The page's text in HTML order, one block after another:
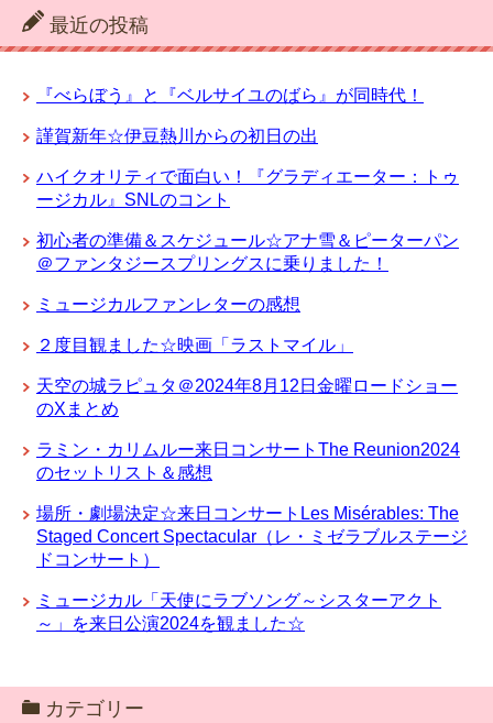
最近の投稿
『べらぼう』と『ベルサイユのばら』が同時代！
謹賀新年☆伊豆熱川からの初日の出
ハイクオリティで面白い！『グラディエーター：トゥ
ージカル』SNLのコント
初心者の準備＆スケジュール☆アナ雪＆ピーターパン
＠ファンタジースプリングスに乗りました！
ミュージカルファンレターの感想
２度目観ました☆映画「ラストマイル」
天空の城ラピュタ＠2024年8月12日金曜ロードショー
のXまとめ
ラミン・カリムルー来日コンサートThe Reunion2024
のセットリスト＆感想
場所・劇場決定☆来日コンサートLes Misérables: The
Staged Concert Spectacular（レ・ミゼラブルステージ
ドコンサート）
ミュージカル「天使にラブソング～シスターアクト
～」を来日公演2024を観ました☆
カテゴリー